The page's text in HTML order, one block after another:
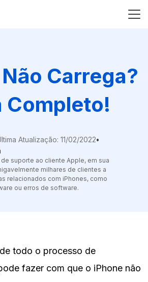
Carrega?
Completo!
Atualização: 11/02/2022•
suporte ao cliente Apple, em sua
milhares de clientes a
relacionados com iPhones, como
ou erros de software.
todo o processo de
fazer com que o iPhone não